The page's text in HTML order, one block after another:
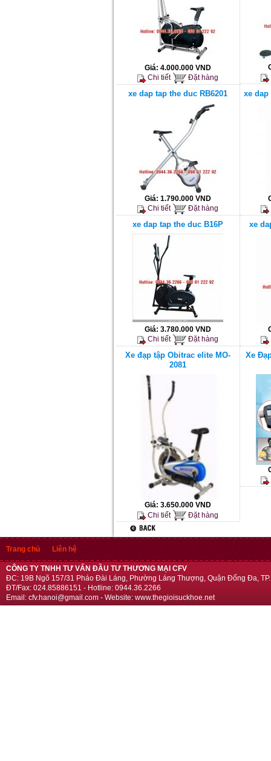
Giá: 4.000.000 VND
Chi tiết
Đặt hàng
xe dap tap the duc RB6201
Giá: 1.790.000 VND
Chi tiết
Đặt hàng
xe
xe dap tap the duc B16P
Giá: 3.780.000 VND
Chi tiết
Đặt hàng
xe
Xe đạp tập Obitrac elite MO-
2081
Giá: 3.650.000 VND
Chi tiết
Đặt hàng
Xe
Trang chủ Liên hệ
CÔNG TY TNHH TƯ VẤN ĐẦU TƯ THƯƠNG MẠI CFV
ĐC: 19B Ngõ 157/31 Pháo Đài Láng, Phường Láng Thượng, Quận Đống Đa,
ĐT/Fax: 024.85886151 - Hotline: 0944.36.2266
Email: cfv.hanoi@gmail.com - Website: www.thegioisuckhoe.net